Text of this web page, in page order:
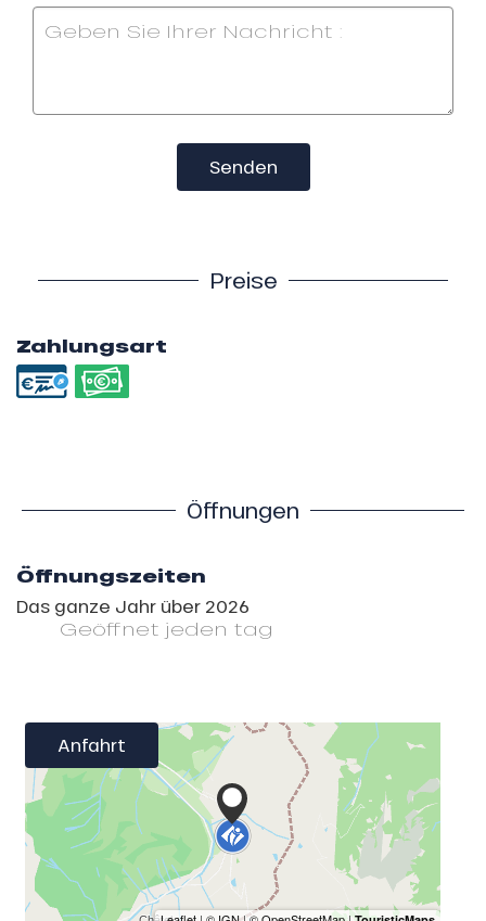
Senden
Preise
Zahlungsart
Öffnungen
Öffnungszeiten
Das ganze Jahr über 2026
Geöffnet jeden tag
Anfahrt